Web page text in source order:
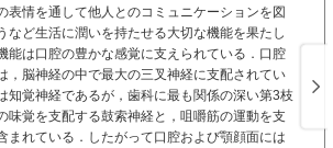
表情を通して他人とのコミュニケーションを図
など生活に潤いを持たせる大切な機能を果たし
能は口腔の豊かな感覚に支えられている．口腔
，脳神経の中で最大の三叉神経に支配されてい
知覚神経であるが，歯科に最も関係の深い第3枝
味覚を支配する鼓索神経と，咀嚼筋の運動を支
まれている．したがって口腔および顎顔面には